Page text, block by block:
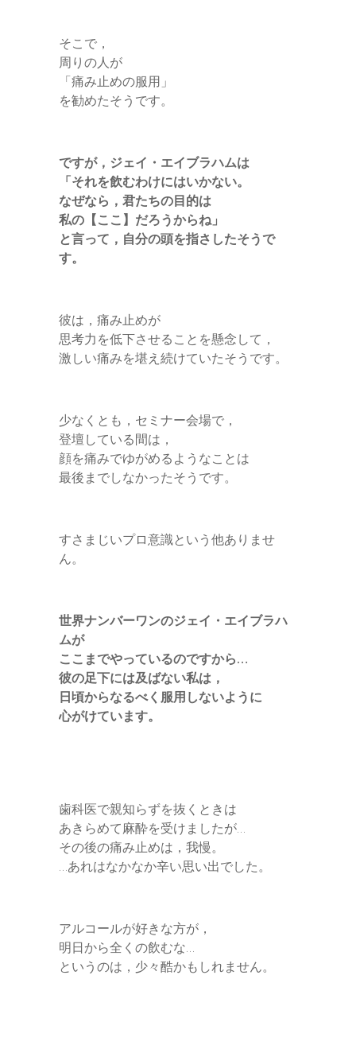
そこで，
周りの人が
「痛み止めの服用」
を勧めたそうです。
ですが，ジェイ・エイブラハムは
「それを飲むわけにはいかない。
なぜなら，君たちの目的は
私の【ここ】だろうからね」
と言って，自分の頭を指さしたそうで
す。
彼は，痛み止めが
思考力を低下させることを懸念して，
激しい痛みを堪え続けていたそうです。
少なくとも，セミナー会場で，
登壇している間は，
顔を痛みでゆがめるようなことは
最後までしなかったそうです。
すさまじいプロ意識という他ありませ
ん。
世界ナンバーワンのジェイ・エイブラハ
ムが
ここまでやっているのですから…
彼の足下には及ばない私は，
日頃からなるべく服用しないように
心がけています。
歯科医で親知らずを抜くときは
あきらめて麻酔を受けましたが…
その後の痛み止めは，我慢。
…あれはなかなか辛い思い出でした。
アルコールが好きな方が，
明日から全くの飲むな…
というのは，少々酷かもしれません。